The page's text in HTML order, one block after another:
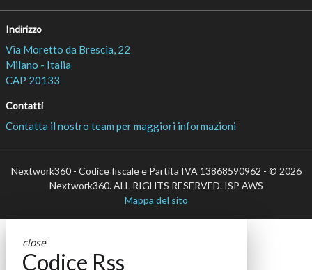
Indirizzo
Via Moretto da Brescia, 22
Milano - Italia
CAP 20133
Contatti
Contatta il nostro team per maggiori informazioni
Nextwork360 - Codice fiscale e Partita IVA 13868590962 - © 2026
Nextwork360. ALL RIGHTS RESERVED. ISP AWS
Mappa del sito
close
Codice Rss